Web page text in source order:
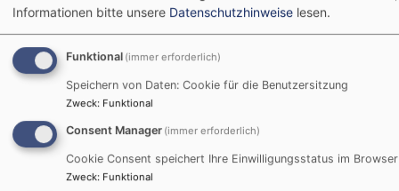
Informationen bitte unsere Datenschutzhinweise lesen.
Funktional (immer erforderlich)
Speichern von Daten: Cookie für die Benutzersitzung
Zweck: Funktional
Consent Manager (immer erforderlich)
Cookie Consent speichert Ihre Einwilligungsstatus im Browser
Zweck: Funktional